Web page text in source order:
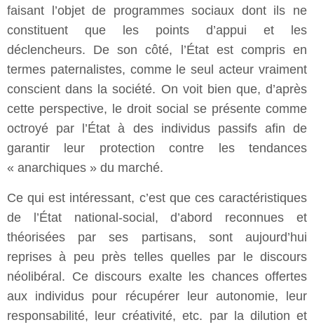
faisant l’objet de programmes sociaux dont ils ne
constituent que les points d’appui et les
déclencheurs. De son côté, l’État est compris en
termes paternalistes, comme le seul acteur vraiment
conscient dans la société. On voit bien que, d’après
cette perspective, le droit social se présente comme
octroyé par l’État à des individus passifs afin de
garantir leur protection contre les tendances
« anarchiques » du marché.
Ce qui est intéressant, c’est que ces caractéristiques
de l’État national-social, d’abord reconnues et
théorisées par ses partisans, sont aujourd’hui
reprises à peu près telles quelles par le discours
néolibéral. Ce discours exalte les chances offertes
aux individus pour récupérer leur autonomie, leur
responsabilité, leur créativité, etc. par la dilution et